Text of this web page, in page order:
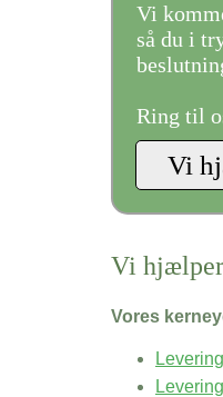
Vi
så du i
Ring til
Vi hjælper
Vores